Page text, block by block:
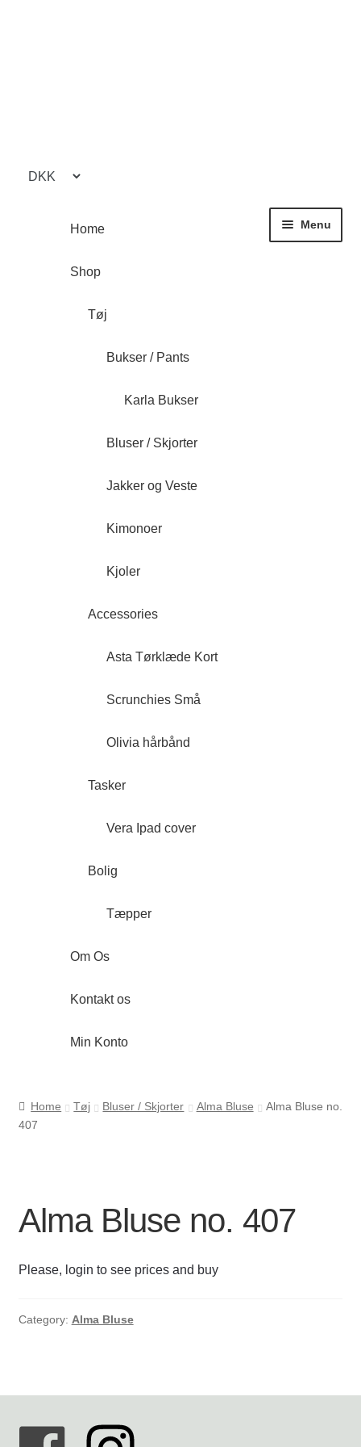
Menu
Home
Shop
Tøj
Bukser / Pants
Karla Bukser
Bluser / Skjorter
Jakker og Veste
Kimonoer
Kjoler
Accessories
Asta Tørklæde Kort
Scrunchies Små
Olivia hårbånd
Tasker
Vera Ipad cover
Bolig
Tæpper
Om Os
Kontakt os
Min Konto
Cookie- og privatlivspolitik
Kontakt os
Shop
Home Tøj Bluser / Skjorter Alma Bluse
Alma Bluse no.
407
Alma Bluse no. 407
Please, login to see prices and buy
Category: Alma Bluse